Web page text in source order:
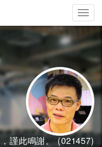
Toggle
，謹此鳴謝。 (021457)